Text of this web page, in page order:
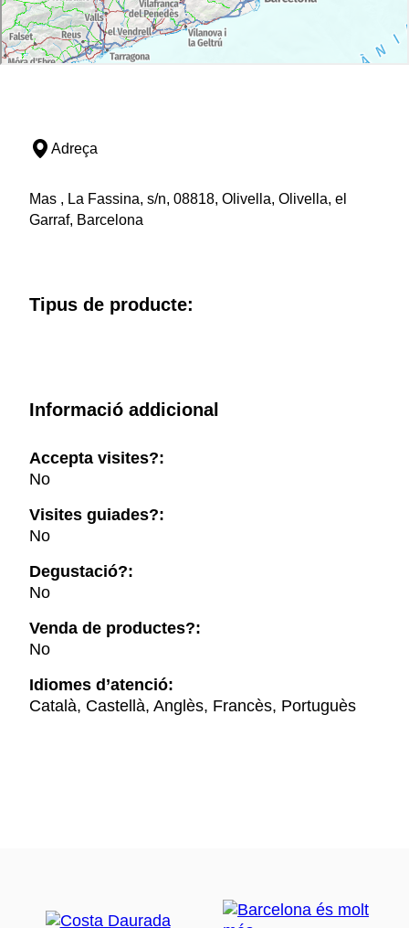
Adreça
Mas , La Fassina, s/n, 08818, Olivella, Olivella, el
Garraf, Barcelona
Tipus de producte:
Informació addicional
Accepta visites?:
No
Visites guiades?:
No
Degustació?:
No
Venda de productes?:
No
Idiomes d’atenció:
Català, Castellà, Anglès, Francès, Portuguès